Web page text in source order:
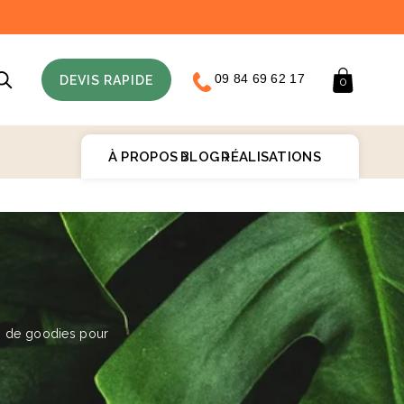
DEVIS RAPIDE 09 84 69 62 17 Panier
0
À PROPOS BLOGRÉALISATIONS
♻️
de goodies pour